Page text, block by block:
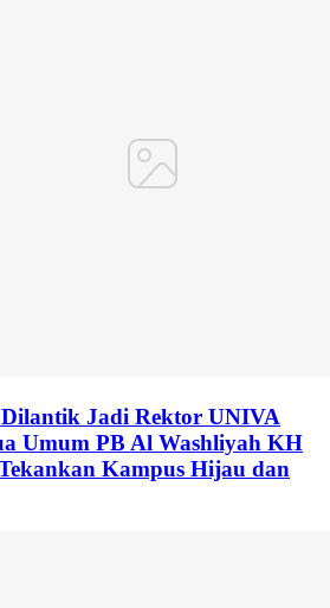
Jadi Rektor UNIVA
Umum PB Al Washliyah KH
Kampus Hijau dan